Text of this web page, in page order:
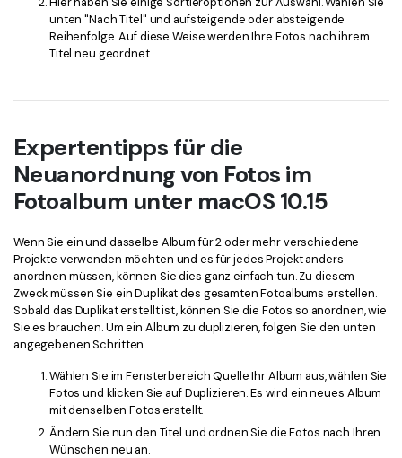
unten "Nach Titel" und aufsteigende oder absteigende
Reihenfolge. Auf diese Weise werden Ihre Fotos nach ihrem
Titel neu geordnet.
Expertentipps für die
Neuanordnung von Fotos im
Fotoalbum unter macOS 10.15
Wenn Sie ein und dasselbe Album für 2 oder mehr verschiedene
Projekte verwenden möchten und es für jedes Projekt anders
anordnen müssen, können Sie dies ganz einfach tun. Zu diesem
Zweck müssen Sie ein Duplikat des gesamten Fotoalbums erstellen.
Sobald das Duplikat erstellt ist, können Sie die Fotos so anordnen, wie
Sie es brauchen. Um ein Album zu duplizieren, folgen Sie den unten
angegebenen Schritten.
Wählen Sie im Fensterbereich Quelle Ihr Album aus, wählen Sie
Fotos und klicken Sie auf Duplizieren. Es wird ein neues Album
mit denselben Fotos erstellt.
Ändern Sie nun den Titel und ordnen Sie die Fotos nach Ihren
Wünschen neu an.